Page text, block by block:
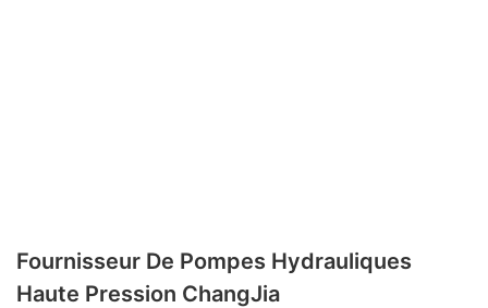
Fournisseur De Pompes Hydrauliques
Haute Pression ChangJia